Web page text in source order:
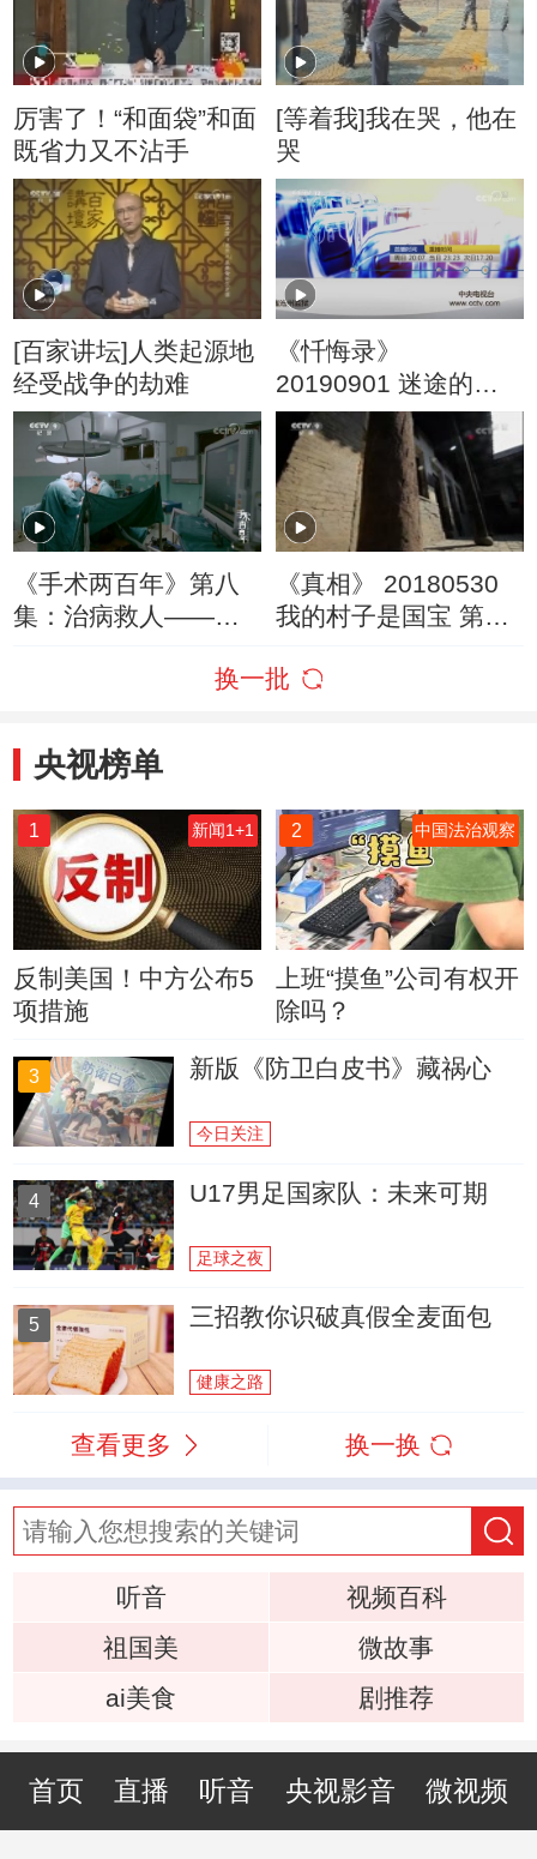
厉害了！“和面袋”和面
既省力又不沾手
[等着我]我在哭，他在
哭
[百家讲坛]人类起源地
经受战争的劫难
《忏悔录》
20190901 迷途的少
年
《手术两百年》第八
集：治病救人——医
《真相》 20180530
我的村子是国宝 第三
换一批
央视榜单
1 新闻1+1
反制美国！中方公布5
项措施
2 中国法治观察
上班“摸鱼”公司有权开
除吗？
3 新版《防卫白皮书》藏祸心
今日关注
4 U17男足国家队：未来可期
足球之夜
5 三招教你识破真假全麦面包
健康之路
查看更多 换一换
听音
视频百科
祖国美
微故事
ai美食
剧推荐
首页 直播 听音 央视影音 微视频